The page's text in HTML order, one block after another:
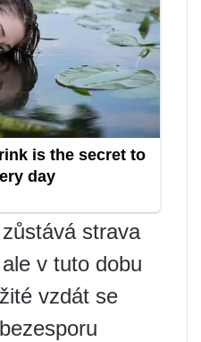
strava
v tuto dobu
vzdát se